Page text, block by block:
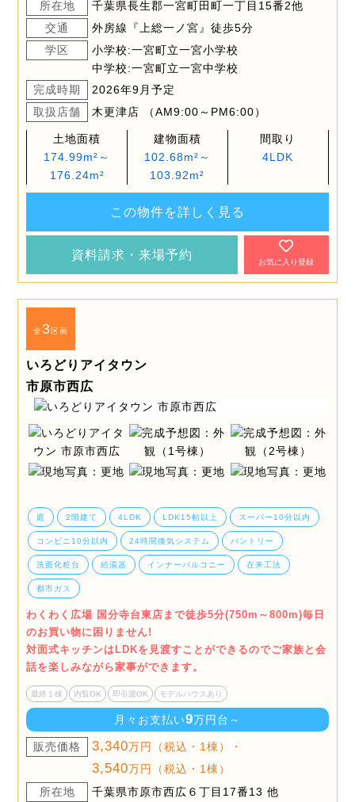
所在地
千葉県長生郡一宮町田町一丁目15番2他
交通
外房線『上総一ノ宮』徒歩5分
学区
小学校:一宮町立一宮小学校
中学校:一宮町立一宮中学校
完成時期
2026年9月予定
取扱店舗
木更津店 （AM9:00～PM6:00）
土地面積
174.99m²～
176.24m²
建物面積
102.68m²～
103.92m²
間取り
4LDK
この物件を詳しく見る
資料請求・来場予約
お気に入り登録
全3区画
いろどりアイタウン
市原市西広
庭 2階建て 4LDK LDK15帖以上 スーパー10分以内
コンビニ10分以内 24時間換気システム パントリー
洗面化粧台 給湯器 インナーバルコニー 在来工法
都市ガス
わくわく広場 国分寺台東店まで徒歩5分(750m～800m)毎日
のお買い物に困りません!
対面式キッチンはLDKを見渡すことができるのでご家族と会
話を楽しみながら家事ができます。
最終１棟 内覧OK 即引渡OK モデルハウスあり
月々お支払い9万円台～
販売価格 3,340万円（税込・1棟）・
3,540万円（税込・1棟）
所在地
千葉県市原市西広６丁目17番13 他